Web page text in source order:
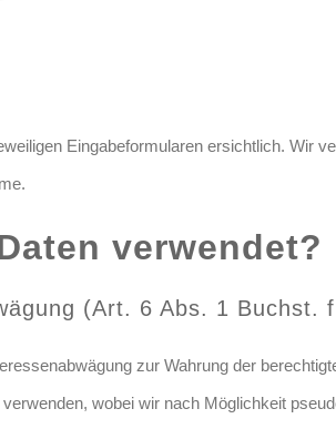
Eingabeformularen ersichtlich. Wir
verwendet?
(Art. 6 Abs. 1 Buchst.
zur Wahrung der
wobei wir nach Möglichkeit